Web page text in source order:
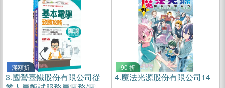
滿額折
3.國營臺鐵股份有限公司從
90 折
4.魔法光源股份有限公司14